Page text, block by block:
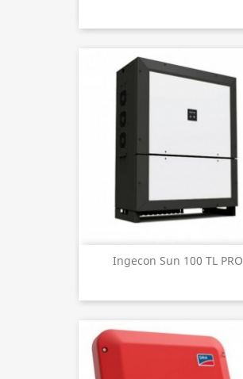
Ingecon Sun 100 TL PRO